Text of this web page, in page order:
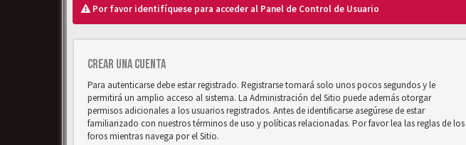
Por favor identifíquese para acceder al Panel de Control de Usuario
Crear una cuenta
Para autenticarse debe estar registrado. Registrarse tomará solo unos pocos segundos y le
permitirá un amplio acceso al sistema. La Administración del Sitio puede además otorgar
permisos adicionales a los usuarios registrados. Antes de identificarse asegúrese de estar
familiarizado con nuestros términos de uso y políticas relacionadas. Por favor lea las reglas de los
foros mientras navega por el Sitio.